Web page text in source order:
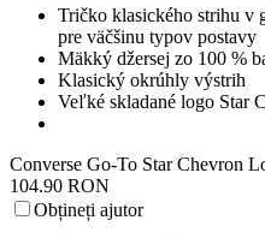
Tričko klasického strihu v
pre väčšinu typov postavy
Mäkký džersej zo 100 %
Klasický okrúhly výstrih
Veľké skladané logo Star
Converse Go-To Star Chevron
104.90 RON
Obțineți ajutor